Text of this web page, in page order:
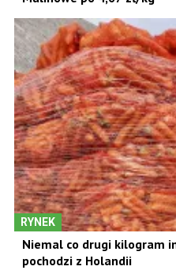
RYNEK
Niemal co drugi kilogram
pochodzi z Holandii